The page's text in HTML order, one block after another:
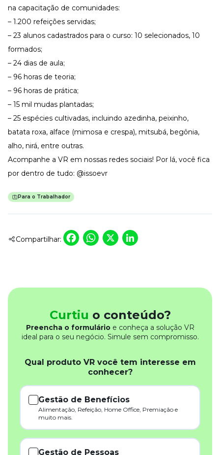
na capacitação de comunidades:
– 1.200 refeições servidas;
– 23 alunos cadastrados para o curso: 10 selecionados, 10
formados;
– 24 dias de aula;
– 96 horas de teoria;
– 96 horas de prática;
– 15 mil mudas plantadas;
– 25 espécies cultivadas, incluindo azedinha, peixinho,
batata roxa, alface (mimosa e crespa), mitsubá, begônia,
alho, nirá, entre outras.
Acompanhe a VR em nossas redes sociais! Por lá, você fica
por dentro de tudo: @issoevr
Para o Trabalhador
Compartilhar: Facebook
WhatsApp
X
Curtiu o conteúdo?
Preencha o formulárioe conheça a solução VR
ideal para o seu negócio. Simule sem compromisso.
Qual produto VR você tem interesse em
conhecer?
Gestão de Benefícios
Alimentação, Refeição, Home Office, Premiação e
muito mais.
Gestão de Pessoas